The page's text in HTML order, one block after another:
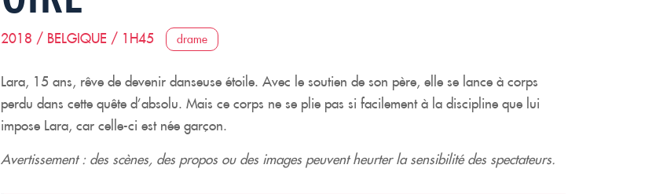
2018 / BELGIQUE / 1H45 drame
Lara, 15 ans, rêve de devenir danseuse étoile. Avec le soutien de son père, elle se lance à corps
perdu dans cette quête d’absolu. Mais ce corps ne se plie pas si facilement à la discipline que lui
impose Lara, car celle-ci est née garçon.
Avertissement : des scènes, des propos ou des images peuvent heurter la sensibilité des spectateurs.